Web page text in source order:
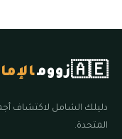
🇦🇪زووم
دليلك الشامل لاكتشاف
المتحدة.